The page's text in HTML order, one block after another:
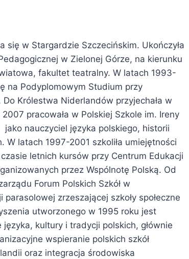
się w Stargardzie Szczecińskim. Ukończyła
w Zielonej Górze, na kierunku
fakultet teatralny. W latach 1993-
na Podyplomowym Studium przy
Królestwa Niderlandów przyjechała w
pracowała w Polskiej Szkole im. Ireny
nauczyciel języka polskiego, historii
W latach 1997-2001 szkoliła umiejętności
letnich kursów przy Centrum Edukacji
przez Wspólnotę Polską. Od
Forum Polskich Szkół w
zrzeszającej szkoły społeczne
utworzonego w 1995 roku jest
kultury i tradycji polskich, głównie
wspieranie polskich szkół
oraz integracja środowiska